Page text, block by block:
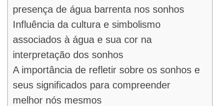
presença de água barrenta nos sonhos
Influência da cultura e simbolismo
associados à água e sua cor na
interpretação dos sonhos
A importância de refletir sobre os sonhos e
seus significados para compreender
melhor nós mesmos